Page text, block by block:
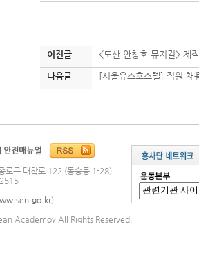
이전글 <도산 안창호 뮤지컬> 제
다음글 [서울유스호스텔] 직원 채
로구 대학로 122 (동숭동 1-28)
)
Academoy All Rights Reserved.